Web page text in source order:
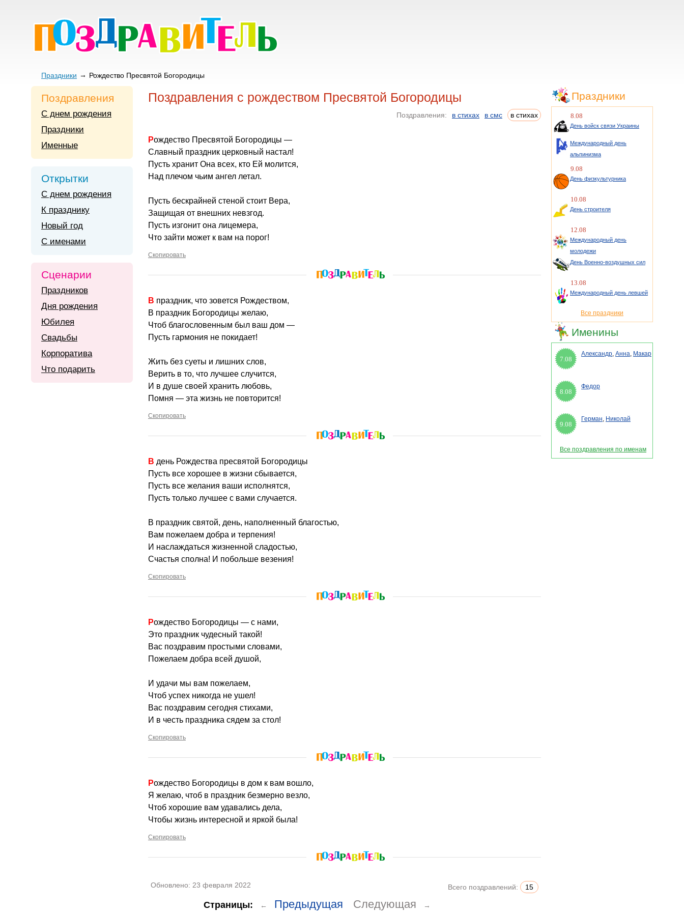
Праздники Рождество Пресвятой Богородицы
Поздравления с рождеством Пресвятой Богородицы
Поздравления: в стихах в смс в стихах
Рождество Пресвятой Богородицы —
Славный праздник церковный настал!
Пусть хранит Она всех, кто Ей молится,
Над плечом чьим ангел летал.
Пусть бескрайней стеной стоит Вера,
Защищая от внешних невзгод.
Пусть изгонит она лицемера,
Что зайти может к вам на порог!
Скопировать
В праздник, что зовется Рождеством,
В праздник Богородицы желаю,
Чтоб благословенным был ваш дом —
Пусть гармония не покидает!
Жить без суеты и лишних слов,
Верить в то, что лучшее случится,
И в душе своей хранить любовь,
Помня — эта жизнь не повторится!
Скопировать
В день Рождества пресвятой Богородицы
Пусть все хорошее в жизни сбывается,
Пусть все желания ваши исполнятся,
Пусть только лучшее с вами случается.
В праздник святой, день, наполненный благостью,
Вам пожелаем добра и терпения!
И наслаждаться жизненной сладостью,
Счастья сполна! И побольше везения!
Скопировать
Рождество Богородицы — с нами,
Это праздник чудесный такой!
Вас поздравим простыми словами,
Пожелаем добра всей душой,
И удачи мы вам пожелаем,
Чтоб успех никогда не ушел!
Вас поздравим сегодня стихами,
И в честь праздника сядем за стол!
Скопировать
Рождество Богородицы в дом к вам вошло,
Я желаю, чтоб в праздник безмерно везло,
Чтоб хорошие вам удавались дела,
Чтобы жизнь интересной и яркой была!
Скопировать
Обновлено: 23 февраля 2022 Всего поздравлений: 15
Страницы: ← Предыдущая Следующая →
Поздравления
С днем рождения
Праздники
Именные
Открытки
С днем рождения
К празднику
Новый год
С именами
Сценарии
Праздников
Дня рождения
Юбилея
Свадьбы
Корпоратива
Что подарить
Праздники
8.08
День войск связи Украины
Международный день
альпинизма
9.08
День физкультурника
10.08
День строителя
12.08
Международный день
молодежи
День Военно-воздушных сил
13.08
Международный день левшей
Все праздники
Именины
7.08
Александр, Анна, Макар
8.08
Федор
9.08
Герман, Николай
Все поздравления по именам